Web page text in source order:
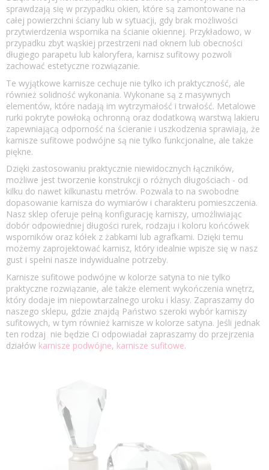
sprawdzają się w przypadku okien, które są zamontowane na
całej powierzchni ściany lub w sytuacji, gdy brak możliwości
przytwierdzenia wspornika na ścianie okiennej. Przykładowo, w
przypadku zbyt wąskiej przestrzeni nad oknem lub obecności
długiego parapetu lub kaloryfera, karnisz sufitowy pozwoli
zachować estetyczne rozwiązanie.
Te wyjątkowe karnisze cechuje nie tylko ich praktyczność, ale
również solidność wykonania. Wykonane są z masywnych
elementów, które nadają im wytrzymałość i trwałość. Metalowe
rurki pokryte powłoką ochronną oraz dodatkową warstwą lakieru
zapewniającą odporność na ścieranie i uszkodzenia sprawiają, że
karnisze sufitowe podwójne są nie tylko funkcjonalne, ale także
piękne.
Dzięki zastosowaniu praktycznie niewidocznych łączników,
możliwe jest tworzenie konstrukcji o różnych długościach - od
kilku do nawet kilkunastu metrów. Pozwala to na swobodne
dopasowanie karnisza do wymiarów i charakteru pomieszczenia.
Nasz sklep oferuje pełną konfigurację karniszy, umożliwiając
dobór odpowiedniej długości rurek, rodzaju i koloru końcówek
wsporników oraz kółek z żabkami lub agrafkami. Dzięki temu
możemy zaprojektować karnisz, który idealnie wpisze się w nasz
gust i spełni nasze indywidualne potrzeby.
Karnisze sufitowe podwójne w kolorze satyna to nie tylko
praktyczne rozwiązanie, ale także element wykończenia wnętrz,
który dodaje im niepowtarzalnego uroku i klasy. Zapraszamy do
naszego sklepu, gdzie znajdą Państwo szeroki wybór karniszy
sufitowych, w tym również karnisze w kolorze satyna. Jeśli jednak
ten rodzaj nie będzie Ci odpowiadał zapraszamy do przejrzenia
działów karnisze podwójne, karnisze sufitowe.